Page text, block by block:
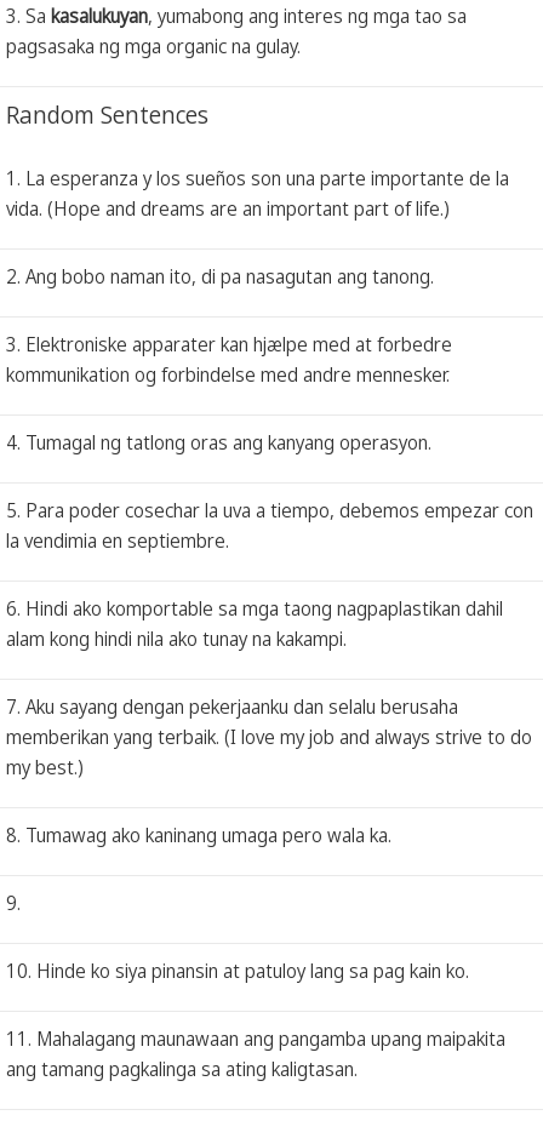
3. Sa kasalukuyan, yumabong ang interes ng mga tao sa
pagsasaka ng mga organic na gulay.
Random Sentences
1. La esperanza y los sueños son una parte importante de la
vida. (Hope and dreams are an important part of life.)
2. Ang bobo naman ito, di pa nasagutan ang tanong.
3. Elektroniske apparater kan hjælpe med at forbedre
kommunikation og forbindelse med andre mennesker.
4. Tumagal ng tatlong oras ang kanyang operasyon.
5. Para poder cosechar la uva a tiempo, debemos empezar con
la vendimia en septiembre.
6. Hindi ako komportable sa mga taong nagpaplastikan dahil
alam kong hindi nila ako tunay na kakampi.
7. Aku sayang dengan pekerjaanku dan selalu berusaha
memberikan yang terbaik. (I love my job and always strive to do
my best.)
8. Tumawag ako kaninang umaga pero wala ka.
9.
10. Hinde ko siya pinansin at patuloy lang sa pag kain ko.
11. Mahalagang maunawaan ang pangamba upang maipakita
ang tamang pagkalinga sa ating kaligtasan.